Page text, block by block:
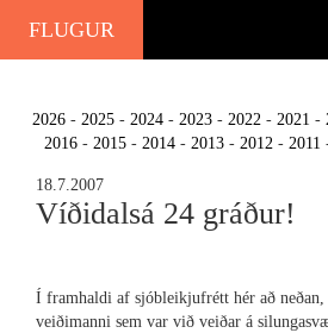
FLUGUR
2026 - 2025 - 2024 - 2023 - 2022 - 2021 -
2016 - 2015 - 2014 - 2013 - 2012 - 2011
18.7.2007
Víðidalsá 24 gráður!
Í framhaldi af sjóbleikjufrétt hér að
veiðimanni sem var við veiðar á